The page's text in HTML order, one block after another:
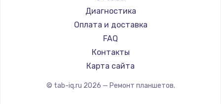
Philips
Dell
HP
Getac
ZTE
Диагностика
Оплата и доставка
FAQ
Контакты
Карта сайта
© tab-iq.ru 2026 — Ремонт планшетов.